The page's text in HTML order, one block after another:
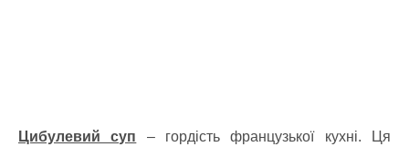
Цибулевий суп – гордість французької кухні. Ця